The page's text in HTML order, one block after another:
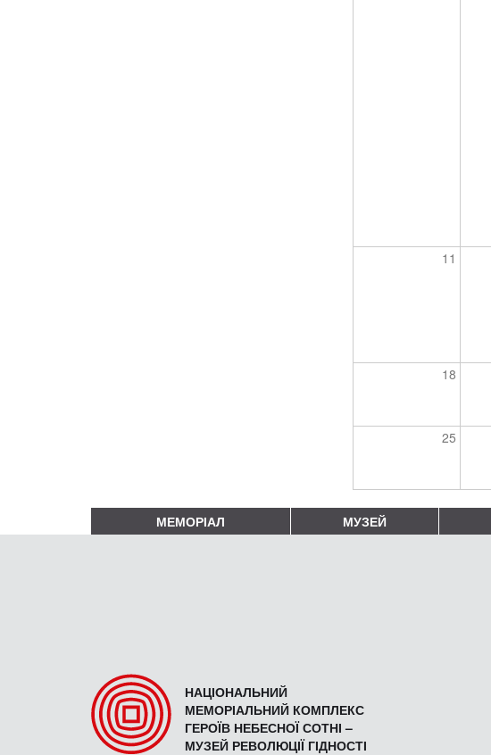
11
18
25
МЕМОРІАЛ МУЗЕЙ
НАЦІОНАЛЬНИЙ
МЕМОРІАЛЬНИЙ КОМПЛЕКС
ГЕРОЇВ НЕБЕСНОЇ СОТНІ –
МУЗЕЙ РЕВОЛЮЦІЇ ГІДНОСТІ